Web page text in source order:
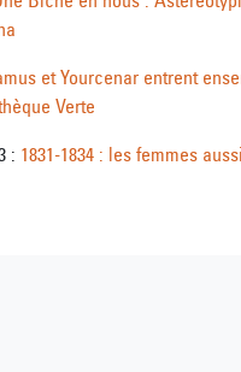
et Yourcenar entrent
Verte
: 1831-1834 : les femmes aussi